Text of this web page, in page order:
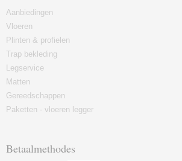
Aanbiedingen
Vloeren
Plinten & profielen
Trap bekleding
Legservice
Matten
Gereedschappen
Paketten - vloeren legger
Betaalmethodes